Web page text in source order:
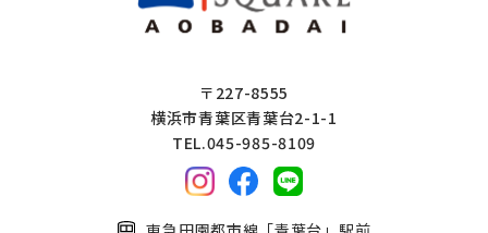
〒227-8555
横浜市青葉区青葉台2-1-1
TEL.045-985-8109